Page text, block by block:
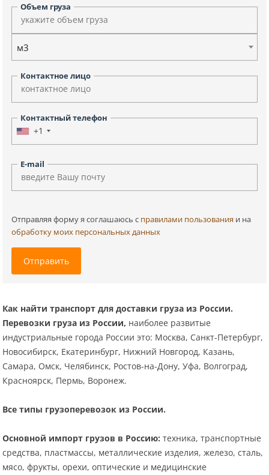
Объем груза
м3
Контактное лицо
Контактный телефон
+1
E-mail
Отправляя форму я соглашаюсь c правилами пользования и на
обработку моих персональных данных
Отправить
Как найти транспорт для доставки груза из России.
Перевозки груза из России, наиболее развитые
индустриальные города России это: Москва, Санкт-Петербург,
Новосибирск, Екатеринбург, Нижний Новгород, Казань,
Самара, Омск, Челябинск, Ростов-на-Дону, Уфа, Волгоград,
Красноярск, Пермь, Воронеж.
Все типы грузоперевозок из России.
Основной импорт грузов в Россию: техника, транспортные
средства, пластмассы, металлические изделия, железо, сталь,
мясо, фрукты, орехи, оптические и медицинские